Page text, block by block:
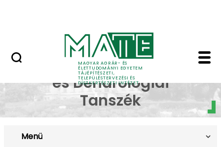
MAGYAR AGRÁR- ÉS
ÉLETTUDOMÁNYI EGYETEM
TÁJÉPÍTÉSZETI,
TELEPÜLÉSTERVEZÉSI ÉS
DÍSZKERTÉSZETI INTÉZET
Első Tavaszi Kaláka
Dísznövénytermesztési
és Dendrológiai
Tanszék
Menü